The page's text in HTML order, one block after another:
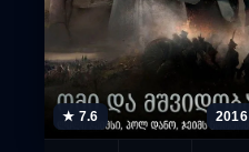
★ 7.6 2016